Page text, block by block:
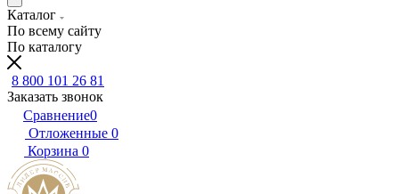
Каталог
По всему сайту
По каталогу
8 800 101 26 81
Заказать звонок
Сравнение0
Отложенные 0
Корзина 0